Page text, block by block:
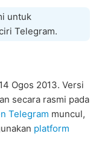
untuk
Telegram.
Ogos 2013. Versi
secara rasmi pada
Telegram muncul,
platform